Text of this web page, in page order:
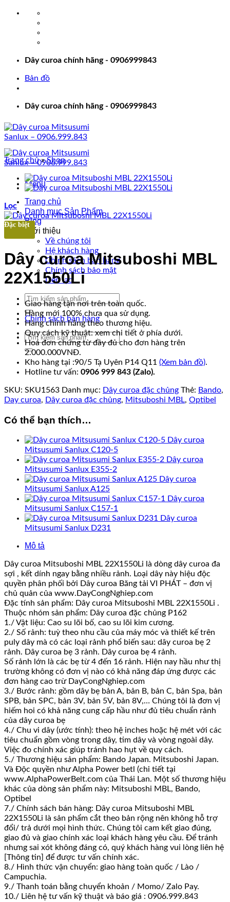
Dây curoa chính hãng - 0906999843
Bản đồ
Dây curoa chính hãng - 0906999843
Menu
Trang chủ
Danh mục Sản Phẩm
Blog
Giới thiệu
Về chúng tôi
Hệ khách hàng
Chính sách bán hàng
Chính sách bảo mật
Liên lạc
Tìm
kiếm:
Chính sách bán hàng
Tìm
kiếm:
Trang chủ » Shop
Lọc
Đặc biệt
Dây curoa Mitsuboshi MBL
22X1550Li
Giao hàng tận nơi trên toàn quốc.
Hàng mới 100% chưa qua sử dụng.
Hàng chính hãng theo thương hiệu.
Quy cách kỹ thuật: xem chi tiết ở phía dưới.
Hoá đơn chứng từ đầy đủ cho đơn hàng trên
2.000.000VNĐ.
Kho hàng tại :90/5 Tạ Uyên P14 Q11 (Xem bản đồ).
Hotline tư vấn: 0906 999 843 (Zalo).
SKU: SKU1563 Danh mục: Dây curoa đặc chủng Thẻ: Bando,
Day curoa, Dây curoa đặc chủng, Mitsuboshi MBL, Optibel
Có thể bạn thích…
Dây curoa
Mitsusumi Sanlux C120-5
Dây curoa
Mitsusumi Sanlux E355-2
Dây curoa
Mitsusumi Sanlux A125
Dây curoa
Mitsusumi Sanlux C157-1
Dây curoa
Mitsusumi Sanlux D231
Mô tả
Dây curoa Mitsuboshi MBL 22X1550Li là dòng dây curoa đa
sợi , kết dính ngay bằng nhiều rảnh. Loại dây này hiệu độc
quyền phân phối bởi Dây curoa Băng tải VI PHÁT – đơn vị
chủ quản của www.DayCongNghiep.com
Đặc tính sản phẩm: Dây curoa Mitsuboshi MBL 22X1550Li .
Thuộc nhóm sản phẩm: Dây curoa đặc chủng P162
1./ Vật liệu: Cao su lõi bố, cao su lõi kim cương.
2./ Số rảnh: tuỳ theo nhu cầu của máy móc và thiết kế trên
puly dây mà có các loại rảnh phổ biến sau: dây curoa bẹ 2
rảnh. Dây curoa bẹ 3 rảnh. Dây curoa bẹ 4 rảnh.
Số rảnh lớn là các bẹ từ 4 đến 16 rảnh. Hiện nay hầu như thị
trường không có đơn vị nào có khả năng đáp ứng được các
đơn hàng cao trừ DayCongNghiep.com
3./ Bước rảnh: gồm dây bẹ bản A, bản B, bản C, bản Spa, bản
SPB, bản SPC, bản 3V, bản 5V, bản 8V,… Chúng tôi là đơn vị
hiếm hoi có khả năng cung cấp hầu như đủ tiêu chuẩn rảnh
của dây curoa bẹ
4./ Chu vi dây (ước tính): theo hệ inches hoặc hệ mét với các
tiêu chuẩn gồm vòng trong dây, tim dây và vòng ngoài dây.
Việc đo chính xác giúp tránh hao hụt về quy cách.
5./ Thương hiệu sản phẩm: Bando Japan. Mitsuboshi Japan.
Và Độc quyền như Alpha Power betl (chi tiết tại
www.AlphaPowerBelt.com của Thái Lan. Một số thương hiệu
khác của dòng sản phẩm này: Mitsuboshi MBL, Bando,
Optibel
7./ Chính sách bán hàng: Dây curoa Mitsuboshi MBL
22X1550Li là sản phẩm cắt theo bản rộng nên không hỗ trợ
đổi/ trả dưới mọi hình thức. Chúng tôi cam kết giao đúng,
giao đủ và giao chính xác loại khách hàng yêu cầu. Để tránh
nhưng sai xót không đáng có, quý khách hàng vui lòng liên hệ
[Thông tin] để được tư vấn chính xác.
8./ Hình thức vận chuyển: giao hàng toàn quốc / Lào /
Campuchia.
9./ Thanh toán bằng chuyển khoản / Momo/ Zalo Pay.
10./ Liên hệ tư vấn kỹ thuật và báo giá : 0906.999.843